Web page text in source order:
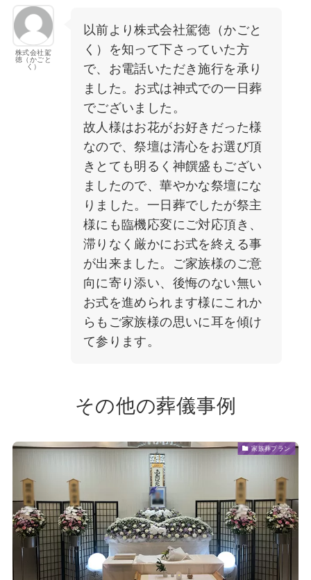
株式会社駕
徳（かごと
く）
以前より株式会社駕徳（かごと
く）を知って下さっていた方
で、お電話いただき施行を承り
ました。お式は神式での一日葬
でございました。
故人様はお花がお好きだった様
なので、祭壇は清心をお選び頂
きとても明るく神饌盛もござい
ましたので、華やかな祭壇にな
りました。一日葬でしたが祭主
様にも臨機応変にご対応頂き、
滞りなく厳かにお式を終える事
が出来ました。ご家族様のご意
向に寄り添い、後悔のない無い
お式を進められます様にこれか
らもご家族様の思いに耳を傾け
て参ります。
その他の葬儀事例
家族葬プラン